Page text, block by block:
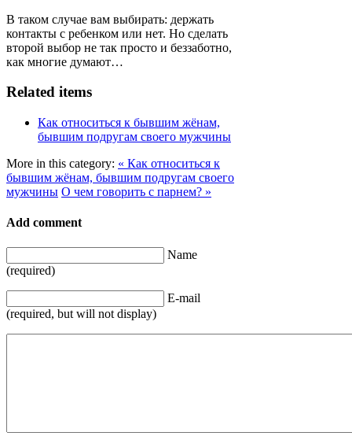
В таком случае вам выбирать: держать
контакты с ребенком или нет. Но сделать
второй выбор не так просто и беззаботно,
как многие думают…
Related items
Как относиться к бывшим жёнам,
бывшим подругам своего мужчины
More in this category: « Как относиться к
бывшим жёнам, бывшим подругам своего
мужчины О чем говорить с парнем? »
Add comment
Name
(required)
E-mail
(required, but will not display)